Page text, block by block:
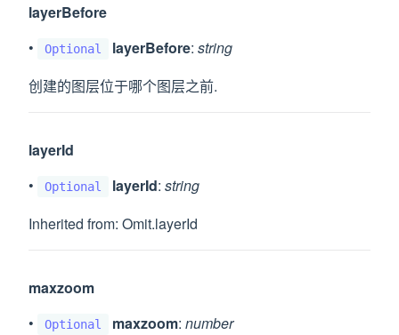
layerBefore
•
Optional layerBefore: string
创建的图层位于哪个图层之前.
layerId
•
Optional layerId: string
Inherited from: Omit.layerId
maxzoom
•
Optional maxzoom: number